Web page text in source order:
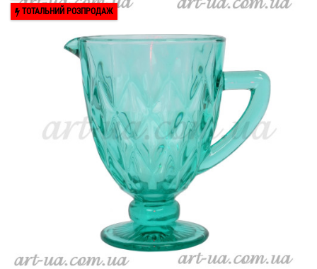
ТОТАЛЬНИЙ РОЗПРОДАЖ